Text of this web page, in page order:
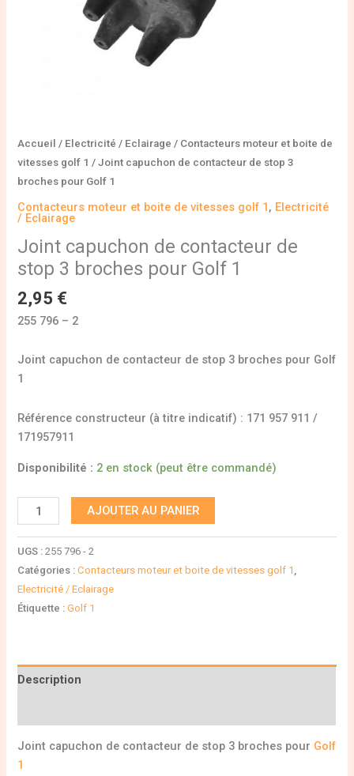
Accueil / Electricité / Eclairage / Contacteurs moteur et boite de
vitesses golf 1 / Joint capuchon de contacteur de stop 3
broches pour Golf 1
Contacteurs moteur et boite de vitesses golf 1, Electricité
/ Eclairage
Joint capuchon de contacteur de
stop 3 broches pour Golf 1
2,95 €
255 796 – 2
Joint capuchon de contacteur de stop 3 broches pour Golf
1
Référence constructeur (à titre indicatif) : 171 957 911 /
171957911
Disponibilité : 2 en stock (peut être commandé)
AJOUTER AU PANIER
UGS :255 796 - 2
Catégories :Contacteurs moteur et boite de vitesses golf 1 ,
Electricité / Eclairage
Étiquette :Golf 1
Description
Joint capuchon de contacteur de stop 3 broches pour Golf
1